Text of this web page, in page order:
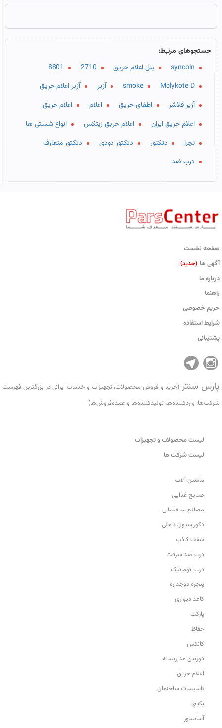
جستجوهای مرتبط:
syncoln
پنل اعلام حریق 2710
8801
Molykote D
smoke آژیر
آژیر اعلام حریق
آژیر فلاشر
اطفای حریق اعلام
اعلام حریق
اعلام حریق ایران
اعلام حریق زیتکس
انواع شستی ها
تچرا
دتکتور دتکتور دودی
دتکتور متعارف
درب ضد
صفحه نخست
آگهی ها (جدید)
درباره ما
راهنما
حریم خصوصی
شرایط استفاده
پشتیبانی
پارس سنتر(خرید و فروش محصولات، تجهیزات و خدمات ایرانی در بزرگترین فهرست
شرکت‌ها، واردکننده‌ها، تولید‌کننده‌ها و عمده‌فروش‌ها)
لیست محصولات و تجهیزات
لیست شرکت ها
ماشین آلات
صنایع غذایی
مصالح ساختمانی
دکوراسیون داخلی
سقف کاذب
درب ضد سرقت
درب اتوماتیک
پنجره دوجداره
کاغذ دیواری
پارکت
حفاظ
کانکس
دوربین مداربسته
اعلام حریق
تأسیسات ساختمان
پکیج
آسانسور